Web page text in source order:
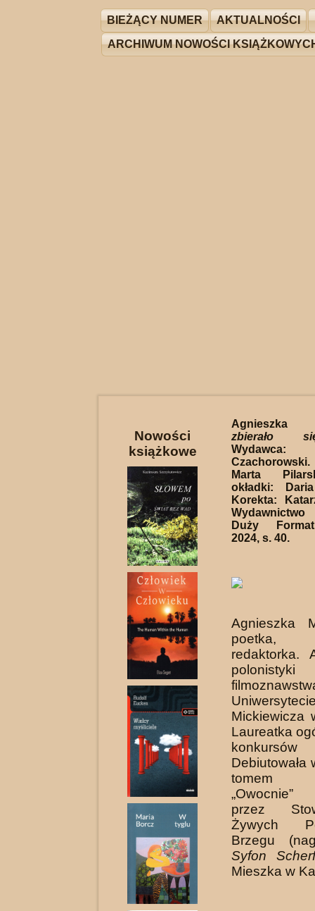
BIEŻĄCY NUMER AKTUALNOŚCI
ARCHIWUM NOWOŚCI
Nowości
książkowe
Agnieszka
zbierało
Marta
okładki:
Korekta:
Duży
2024, s. 40.
Agnieszka
poetka,
redaktorka.
Mickie­wicza
Laureatka
konkursów
Debiutowała
tomem
przez
Żywych
Brzegu
Syfon
Mieszka w